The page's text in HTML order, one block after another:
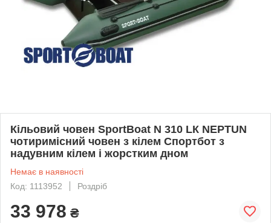
Кільовий човен SportBoat N 310 LК NEPTUN
чотиримісний човен з кілем Спортбот з
надувним кілем і жорстким дном
Немає в наявності
Код: 1113952
Роздріб
33 978 ₴